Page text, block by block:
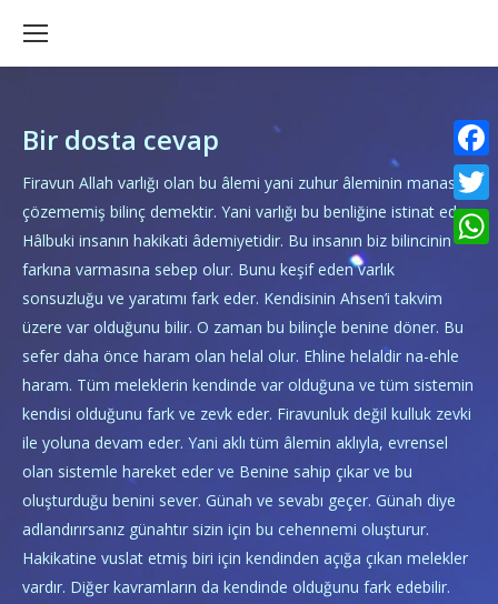
Bir dosta cevap
Firavun Allah varlığı olan bu âlemi yani zuhur âleminin manasını
çözememiş bilinç demektir. Yani varlığı bu benliğine istinat eder.
Hâlbuki insanın hakikati âdemiyetidir. Bu insanın biz bilincinin
farkına varmasına sebep olur. Bunu keşif eden varlık
sonsuzluğu ve yaratımı fark eder. Kendisinin Ahsen’i takvim
üzere var olduğunu bilir. O zaman bu bilinçle benine döner. Bu
sefer daha önce haram olan helal olur. Ehline helaldir na-ehle
haram. Tüm meleklerin kendinde var olduğuna ve tüm sistemin
kendisi olduğunu fark ve zevk eder. Firavunluk değil kulluk zevki
ile yoluna devam eder. Yani aklı tüm âlemin aklıyla, evrensel
olan sistemle hareket eder ve Benine sahip çıkar ve bu
oluşturduğu benini sever. Günah ve sevabı geçer. Günah diye
adlandırırsanız günahtır sizin için bu cehennemi oluşturur.
Hakikatine vuslat etmiş biri için kendinden açığa çıkan melekler
vardır. Diğer kavramların da kendinde olduğunu fark edebilir.